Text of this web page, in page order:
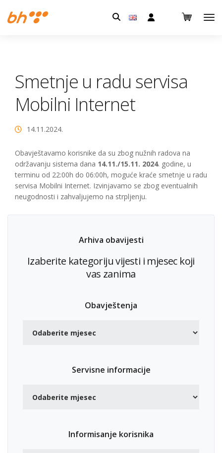
Pretraga:
Smetnje u radu servisa
Mobilni Internet
14.11.2024.
Obavještavamo korisnike da su zbog nužnih radova na
održavanju sistema dana 14.11./15.11. 2024. godine, u
terminu od 22:00h do 06:00h, moguće kraće smetnje u radu
servisa Mobilni Internet. Izvinjavamo se zbog eventualnih
neugodnosti i zahvaljujemo na strpljenju.
Arhiva obavijesti
Izaberite kategoriju vijesti i mjesec koji
vas zanima
Obavještenja
Servisne informacije
Informisanje korisnika